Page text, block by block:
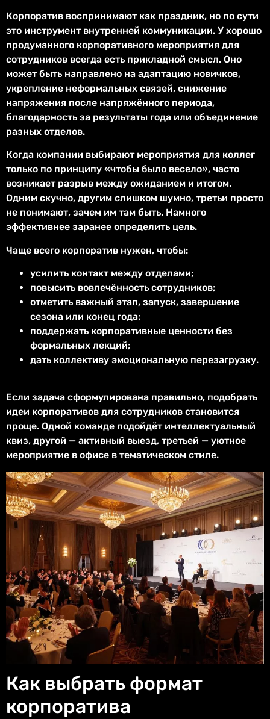
Корпоратив воспринимают как праздник, но по сути
это инструмент внутренней коммуникации. У хорошо
продуманного корпоративного мероприятия для
сотрудников всегда есть прикладной смысл. Оно
может быть направлено на адаптацию новичков,
укрепление неформальных связей, снижение
напряжения после напряжённого периода,
благодарность за результаты года или объединение
разных отделов.
Когда компании выбирают мероприятия для коллег
только по принципу «чтобы было весело», часто
возникает разрыв между ожиданием и итогом.
Одним скучно, другим слишком шумно, третьи просто
не понимают, зачем им там быть. Намного
эффективнее заранее определить цель.
Чаще всего корпоратив нужен, чтобы:
усилить контакт между отделами;
повысить вовлечённость сотрудников;
отметить важный этап, запуск, завершение
сезона или конец года;
поддержать корпоративные ценности без
формальных лекций;
дать коллективу эмоциональную перезагрузку.
Если задача сформулирована правильно, подобрать
идеи корпоративов для сотрудников становится
проще. Одной команде подойдёт интеллектуальный
квиз, другой — активный выезд, третьей — уютное
мероприятие в офисе в тематическом стиле.
Как выбрать формат
корпоратива